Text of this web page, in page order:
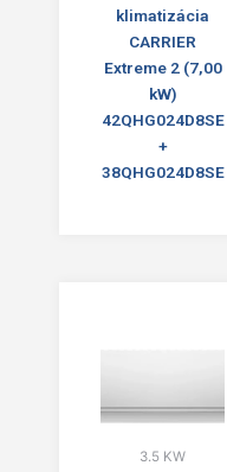
klimatizácia
CARRIER
Extreme 2 (7,00
kW)
42QHG024D8SE
+
38QHG024D8SE
3.5 KW